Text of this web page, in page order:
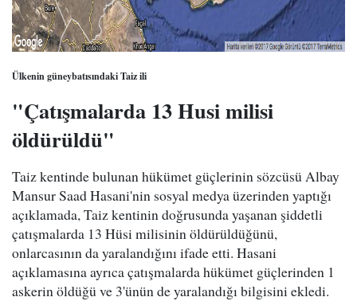
Ülkenin güneybatısındaki Taiz ili
"Çatışmalarda 13 Husi milisi
öldürüldü"
Taiz kentinde bulunan hükümet güçlerinin sözcüsü Albay
Mansur Saad Hasani'nin sosyal medya üzerinden yaptığı
açıklamada, Taiz kentinin doğrusunda yaşanan şiddetli
çatışmalarda 13 Hüsi milisinin öldürüldüğünü,
onlarcasının da yaralandığını ifade etti. Hasani
açıklamasına ayrıca çatışmalarda hükümet güçlerinden 1
askerin öldüğü ve 3'ünün de yaralandığı bilgisini ekledi.